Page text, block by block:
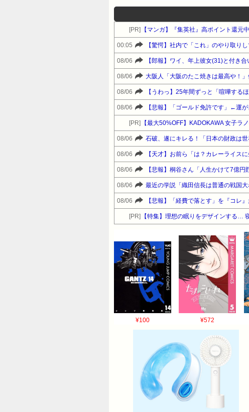
[PR] 【マンガ】『集英社』高ポイント還元
00:05 【驚愕】社内で「これ」のやり取り
08/06 【郎報】ワイ、年上彼女(31)と付き
08/06 大阪人「大阪のたこ焼きは最高や！
08/06 【うわっ】25年間ずっと「喧嘩する
08/06 【悲報】「ゴールド免許です」←運
[PR] 【最大50%OFF】KADOKAWA 女子
08/06 石破、遂にキレる！「日本の財政は
08/06 【天才】お前ら「は？カレーライス
08/06 【悲報】桐谷さん「人生かけて7億
08/06 最近の学説「織田信長は普通の戦国
08/06 【悲報】「経費で落とす」を『コレ
[PR] 【特集】理想の眠りをデザインする…
¥100 ¥572